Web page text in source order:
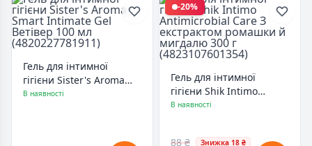
Гель для інтимної
гігієни Sister's Aroma
Smart Intimate Gel
В наявності
-20%
Гель для інтимної
гігієни Shik Intimo
Antimicrobial Care З
В наявності
88 ₴ Знижка 18 ₴